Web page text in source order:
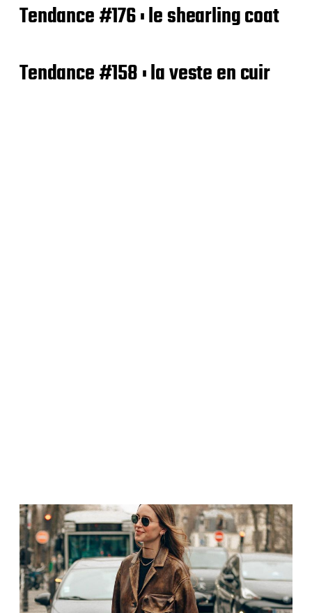
Tendance #176 : le shearling coat
Tendance #158 : la veste en cuir